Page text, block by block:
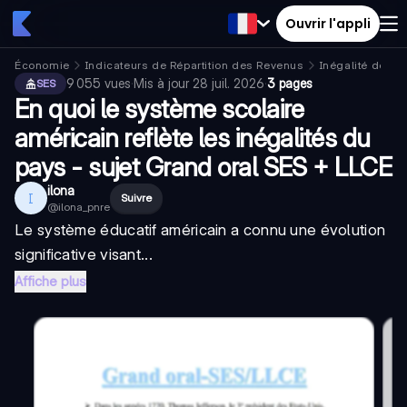
Ouvrir l'appli
Économie Indicateurs de Répartition des Revenus
Inégalité des
SES
9 055 vues·Mis à jour 28 juil. 2026·3 pages
En quoi le système scolaire
américain reflète les inégalités du
pays - sujet Grand oral SES + LLCE
I ilona
@ilona_pnre
Suivre
Le système éducatif américain a connu une évolution
significative visant...
Affiche plus